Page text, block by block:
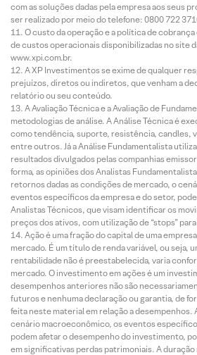
com as soluções dadas pela empresa aos seus
ser realizado por meio do telefone: 0800 722
O custo da operação e a política de
de custos operacionais disponibilizadas no site
www.xpi.com.br.
A XP Investimentos se exime de qualquer
prejuízos, diretos ou indiretos, que venham a
relatório ou seu conteúdo.
A Avaliação Técnica e a Avaliação de
metodologias de análise. A Análise Técnica é
como tendência, suporte, resistência, candles,
entre outros. Já a Análise Fundamentalista
resultados divulgados pelas companhias
forma, as opiniões dos Analistas
retornos dadas as condições de mercado, o
eventos específicos da empresa e do setor,
Analistas Técnicos, que visam identificar os
preços dos ativos, com utilização de “stops”
Ação é uma fração do capital de uma
mercado. É um título de renda variável, ou seja,
rentabilidade não é preestabelecida, varia
mercado. O investimento em ações é um
desempenhos anteriores não são
futuros e nenhuma declaração ou garantia, de
feita neste material em relação a desempenhos.
cenário macroeconômico, os eventos
podem afetar o desempenho do investimento,
em significativas perdas patrimoniais. A duração